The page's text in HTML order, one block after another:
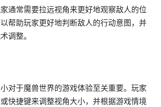
通常需要拉远视角来更好地观察敌人的位
帮助玩家更好地判断敌人的行动意图，并
调整。
对于魔兽世界的游戏体验至关重要。玩家
快捷键来调整视角大小，并根据游戏情境